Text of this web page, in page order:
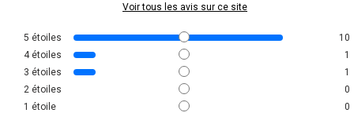
Voir tous les avis sur ce site
5 étoiles
10
4 étoiles
1
3 étoiles
1
2 étoiles
0
1 étoile 0